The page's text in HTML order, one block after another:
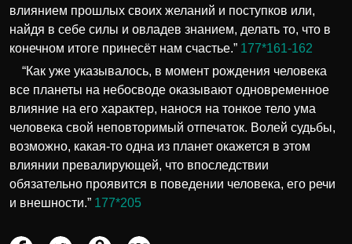
влиянием прошлых своих желаний и поступков или,
найдя в себе силы и овладев знанием, делать то, что в
конечном итоге принесёт нам счастье.” 177*161-162
“Как уже указывалось, в момент рождения человека
все планеты на небосводе оказывают одновременное
влияние на его характер, нанося на тонкое тело ума
человека свой неповторимый отпечаток. Волей судьбы,
возможно, какая-то одна из планет окажется в этом
влиянии превалирующей, что впоследствии
обязательно проявится в поведении человека, его речи
и внешности.” 177*205